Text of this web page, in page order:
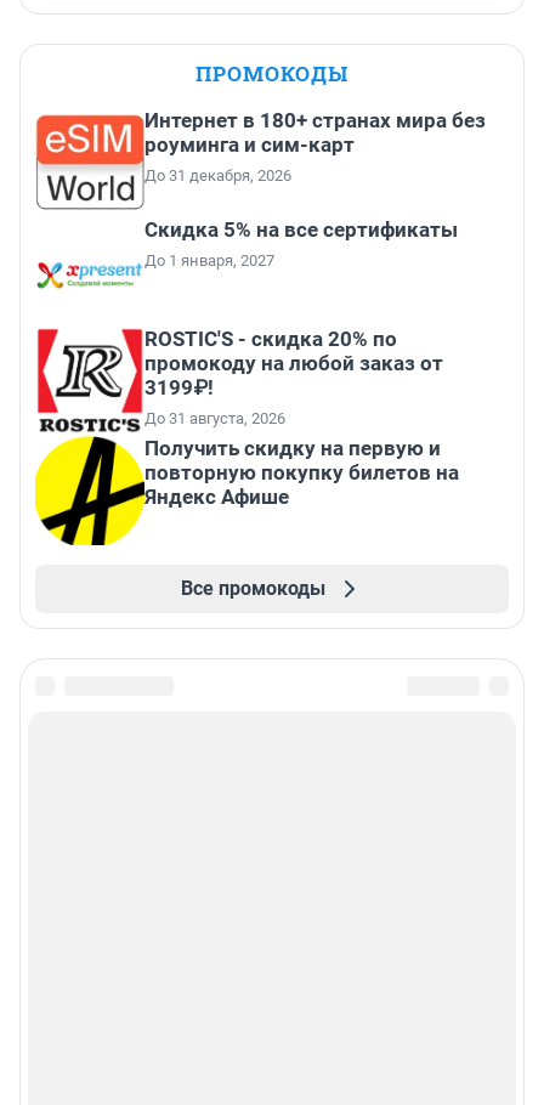
ПРОМОКОДЫ
Интернет в 180+ странах мира без
роуминга и сим-карт
До 31 декабря, 2026
Скидка 5% на все сертификаты
До 1 января, 2027
ROSTIC'S - скидка 20% по
промокоду на любой заказ от
3199₽!
До 31 августа, 2026
Получить скидку на первую и
повторную покупку билетов на
Яндекс Афише
Все промокоды